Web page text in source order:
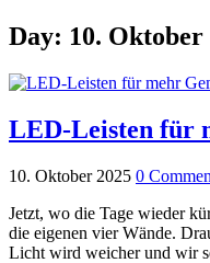
Day: 10. Oktober
LED-Leisten für
10. Oktober 2025 0
Jetzt, wo die Tage wieder
die eigenen vier Wände.
Licht wird weicher und wir